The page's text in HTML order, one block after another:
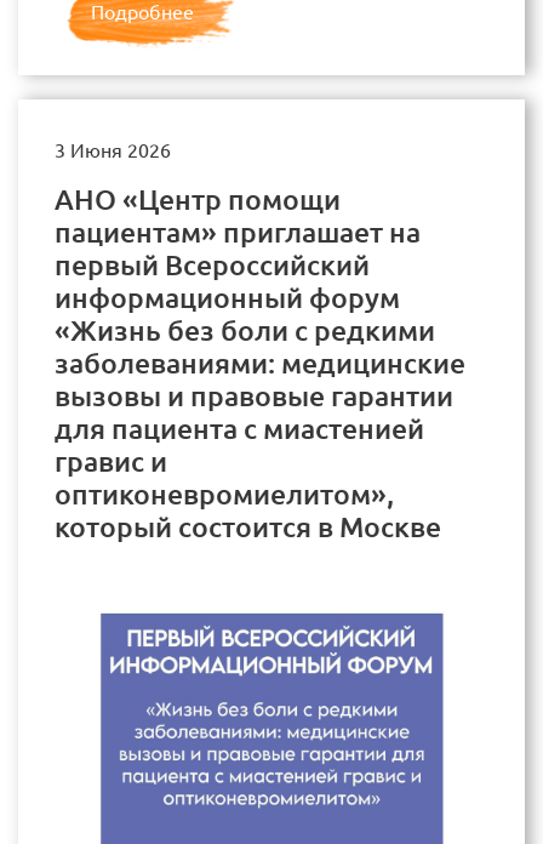
Подробнее
3 Июня 2026
АНО «Центр помощи
пациентам» приглашает на
первый Всероссийский
информационный форум
«Жизнь без боли с редкими
заболеваниями: медицинские
вызовы и правовые гарантии
для пациента с миастенией
гравис и
оптиконевромиелитом»,
который состоится в Москве